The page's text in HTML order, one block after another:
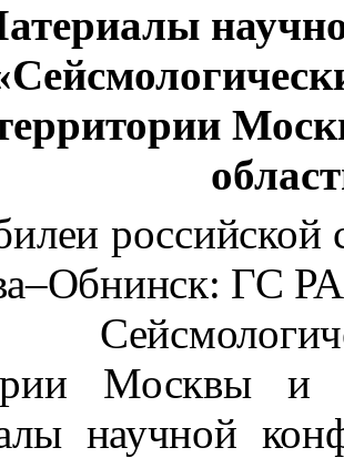
российской
ГС
Москвы и
научной